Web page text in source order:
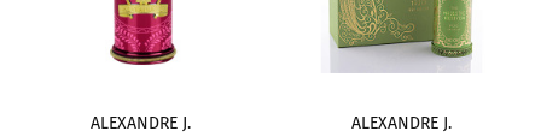
20
ALEXANDRE J. ALEXANDRE J.